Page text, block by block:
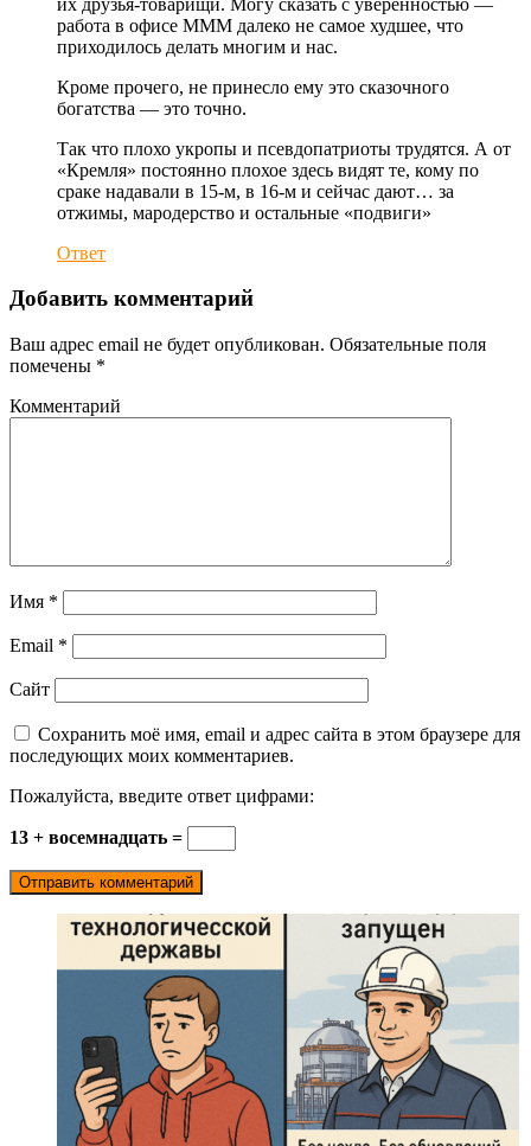
работа в офисе МММ далеко не самое худшее, что
приходилось делать многим и нас.
Кроме прочего, не принесло ему это сказочного
богатства — это точно.
Так что плохо укропы и псевдопатриоты трудятся. А от
«Кремля» постоянно плохое здесь видят те, кому по
сраке надавали в 15-м, в 16-м и сейчас дают… за
отжимы, мародерство и остальные «подвиги»
Ответ
Добавить комментарий
Ваш адрес email не будет опубликован. Обязательные поля
помечены *
Комментарий
Имя *
Email *
Сайт
Сохранить моё имя, email и адрес сайта в этом браузере для
последующих моих комментариев.
Пожалуйста, введите ответ цифрами:
13 + восемнадцать =